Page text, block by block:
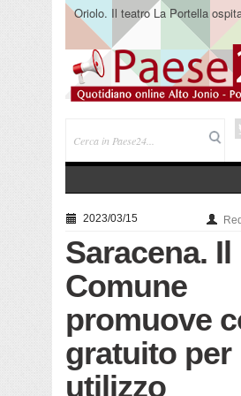
Oriolo. Il teatro La Portella
terra” del collettivo
2023/03/15
Saracena. Il
Comune
promuove
gratuito per
utilizzo